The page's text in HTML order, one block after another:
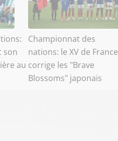
son
au
Championnat des
nations: le XV de France
corrige les "Brave
Blossoms" japonais